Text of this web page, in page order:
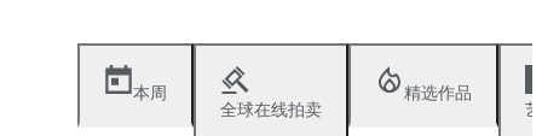
本周
全球在线拍卖
精选作品